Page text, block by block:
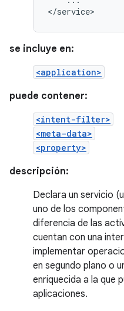
</service>
se incluye en:
<application>
puede contener:
<intent-filter>
<meta-data>
<property>
descripción:
Declara un servicio
uno de los
diferencia de las
cuentan con una
implementar
en segundo plano o
enriquecida a la que
aplicaciones.